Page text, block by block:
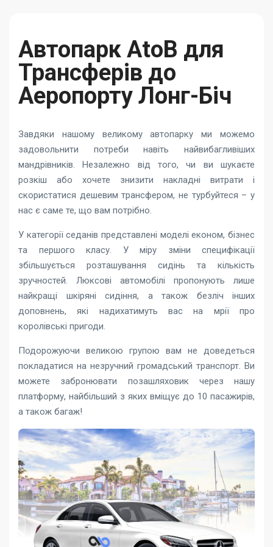
Автопарк AtoB для
Трансферів до
Аеропорту Лонг-Біч
Завдяки нашому великому автопарку ми можемо
задовольнити потреби навіть найвибагливіших
мандрівників. Незалежно від того, чи ви шукаєте
розкіш або хочете знизити накладні витрати і
скористатися дешевим трансфером, не турбуйтеся – у
нас є саме те, що вам потрібно.
У категорії седанів представлені моделі економ, бізнес
та першого класу. У міру зміни специфікації
збільшується розташування сидінь та кількість
зручностей. Люксові автомобілі пропонують лише
найкращі шкіряні сидіння, а також безліч інших
доповнень, які надихатимуть вас на мрії про
королівські пригоди.
Подорожуючи великою групою вам не доведеться
покладатися на незручний громадський транспорт. Ви
можете забронювати позашляховик через нашу
платформу, найбільший з яких вміщує до 10 пасажирів,
а також багаж!